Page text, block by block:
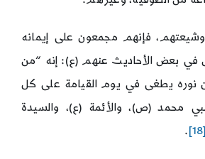
فإنهم مجمعون على إيمانه
في بعض الأحاديث عنهم (ع): إنه “من
نوره يطغى في يوم القيامة على كل
محمد (ص)، والأئمة (ع)، والسيدة
[18]
.